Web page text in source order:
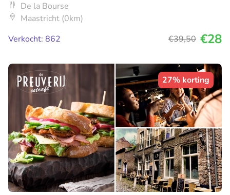
De la Bourse
Maastricht (0km)
Verkocht: 862
€39,50 €28
27% korting